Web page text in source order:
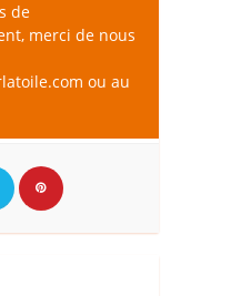
de
merci de nous
ou au